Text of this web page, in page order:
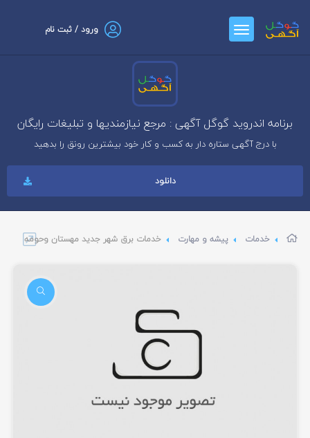
ورود / ثبت نام
برنامه اندروید گوگل آگهی : مرجع نیازمندیها و تبلیغات رایگان
با درج آگهی ستاره دار به کسب و کار خود بیشترین رونق را بدهید
دانلود
خدمات پیشه و مهارت خدمات برق شهر جدید مهستان وحومه